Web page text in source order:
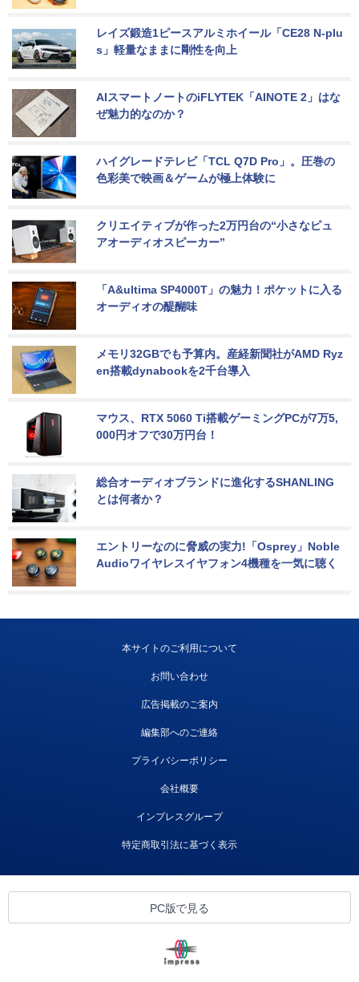
レイズ鍛造1ピースアルミホイール「CE28 N-plu
s」軽量なままに剛性を向上
AIスマートノートのiFLYTEK「AINOTE 2」はな
ぜ魅力的なのか？
ハイグレードテレビ「TCL Q7D Pro」。圧巻の
色彩美で映画＆ゲームが極上体験に
クリエイティブが作った2万円台の“小さなピュ
アオーディオスピーカー”
「A&ultima SP4000T」の魅力！ポケットに入る
オーディオの醍醐味
メモリ32GBでも予算内。産経新聞社がAMD Ryz
en搭載dynabookを2千台導入
マウス、RTX 5060 Ti搭載ゲーミングPCが7万5,
000円オフで30万円台！
総合オーディオブランドに進化するSHANLING
とは何者か？
エントリーなのに脅威の実力!「Osprey」Noble
Audioワイヤレスイヤフォン4機種を一気に聴く
本サイトのご利用について
お問い合わせ
広告掲載のご案内
編集部へのご連絡
プライバシーポリシー
会社概要
インプレスグループ
特定商取引法に基づく表示
PC版で見る